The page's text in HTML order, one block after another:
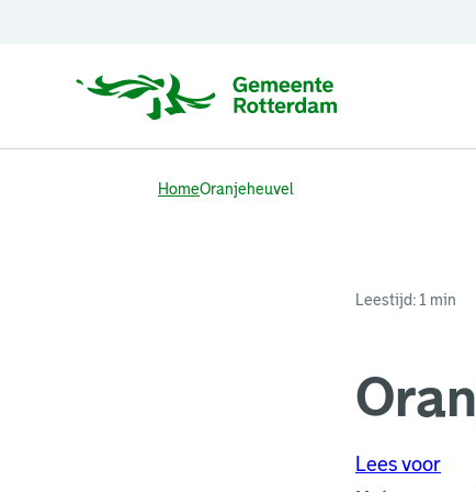
HomeOranjeheuvel
Leestijd: 1 min
Lees voor